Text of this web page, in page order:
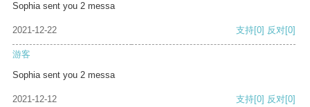
Sophia sent you 2 messa
2021-12-22 支持[0] 反对[0]
游客
Sophia sent you 2 messa
2021-12-12 支持[0] 反对[0]